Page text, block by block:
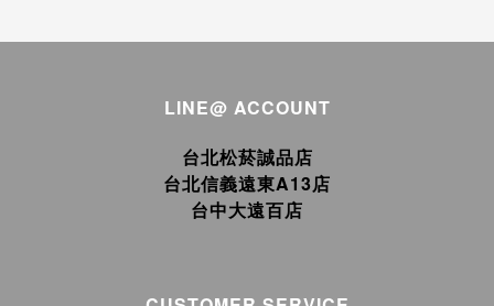
LINE@ ACCOUNT
台北松菸誠品店
台北信義遠東A13店
台中大遠百店